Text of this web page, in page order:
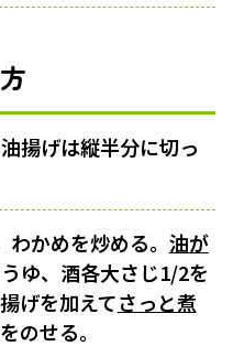
揚げは縦半分に切っ
かめを炒める。 油が
ゆ、酒各大さじ1/2を
げを加えてさっと煮
のせる。